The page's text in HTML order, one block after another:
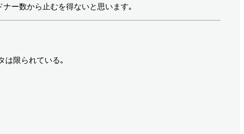
ー数から止むを得ないと思います｡
は限られている｡